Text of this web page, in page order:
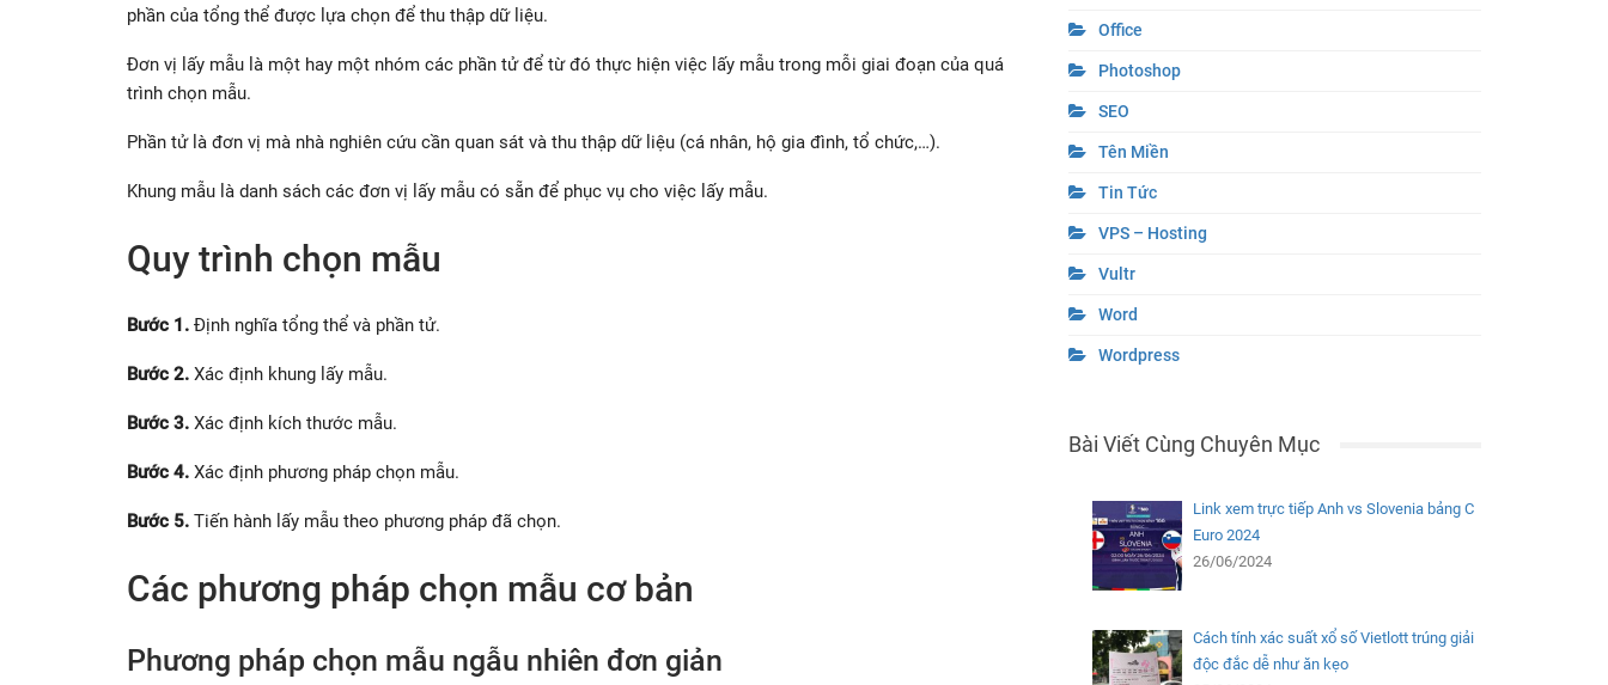
phần của tổng thể được lựa chọn để thu thập dữ liệu.
Đơn vị lấy mẫu là một hay một nhóm các phần tử để từ đó thực hiện việc lấy mẫu trong mỗi giai đoạn của quá
trình chọn mẫu.
Phần tử là đơn vị mà nhà nghiên cứu cần quan sát và thu thập dữ liệu (cá nhân, hộ gia đình, tổ chức,…).
Khung mẫu là danh sách các đơn vị lấy mẫu có sẵn để phục vụ cho việc lấy mẫu.
Quy trình chọn mẫu
Bước 1. Định nghĩa tổng thể và phần tử.
Bước 2. Xác định khung lấy mẫu.
Bước 3. Xác định kích thước mẫu.
Bước 4. Xác định phương pháp chọn mẫu.
Bước 5. Tiến hành lấy mẫu theo phương pháp đã chọn.
Các phương pháp chọn mẫu cơ bản
Phương pháp chọn mẫu ngẫu nhiên đơn giản
Office
Photoshop
SEO
Tên Miền
Tin Tức
VPS – Hosting
Vultr
Word
Wordpress
Bài Viết Cùng Chuyên Mục
Link xem trực tiếp Anh vs Slovenia bảng C
Euro 2024
26/06/2024
Cách tính xác suất xổ số Vietlott trúng giải
độc đắc dễ như ăn kẹo